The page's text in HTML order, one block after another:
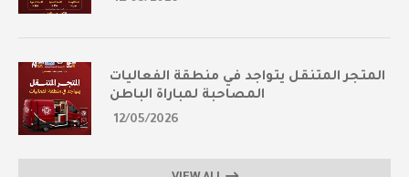
المتجر المتنقل يتواجد في منطقة الفعاليات
المصاحبة لمباراة الباطن
12/05/2026